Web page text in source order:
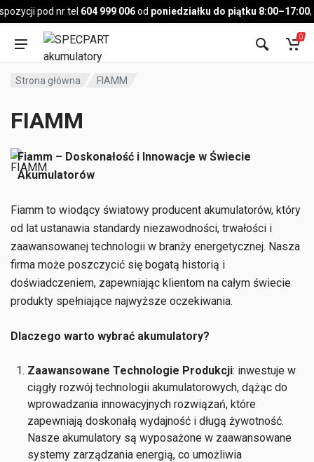
pod nr tel 604 999 006odponiedziałku do piątku 8:00–17:00,
Pojazd
0
Strona główna FIAMM
FIAMM
Fiamm – Doskonałość i Innowacje w Świecie
Akumulatorów
Fiamm to wiodący światowy producent akumulatorów, który
od lat ustanawia standardy niezawodności, trwałości i
zaawansowanej technologii w branży energetycznej. Nasza
firma może poszczycić się bogatą historią i
doświadczeniem, zapewniając klientom na całym świecie
produkty spełniające najwyższe oczekiwania.
Dlaczego warto wybrać akumulatory?
Zaawansowane Technologie Produkcji: inwestuje w
ciągły rozwój technologii akumulatorowych, dążąc do
wprowadzania innowacyjnych rozwiązań, które
zapewniają doskonałą wydajność i długą żywotność.
Nasze akumulatory są wyposażone w zaawansowane
systemy zarządzania energią, co umożliwia